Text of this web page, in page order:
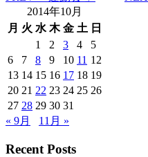
2014年10月
月 火 水 木 金 土 日
1
2 3 4
5
6
7 8 9 10 11 12
13 14 15 16 17 18 19
20 21 22 23 24 25 26
27 28 29 30 31
« 9月
11月 »
Recent Posts